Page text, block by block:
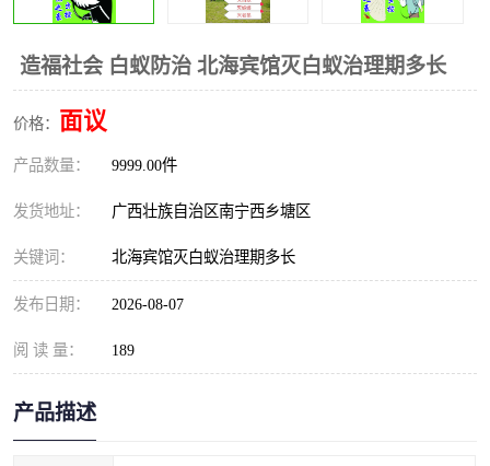
造福社会 白蚁防治 北海宾馆灭白蚁治理期多长
价格： 面议
产品数量： 9999.00件
发货地址： 广西壮族自治区南宁西乡塘区
关键词： 北海宾馆灭白蚁治理期多长
发布日期： 2026-08-07
阅 读 量： 189
产品描述